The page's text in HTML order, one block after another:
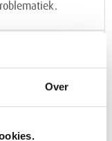
Over
ligt in hartje
het gezellige
bus stopt voor de